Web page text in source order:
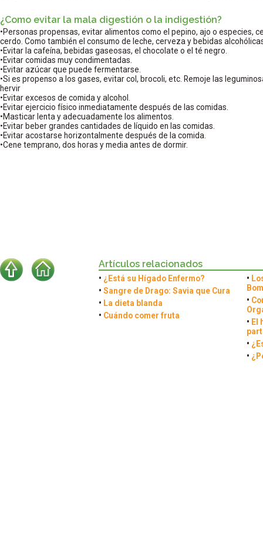
¿Como evitar la mala digestión o la indigestión?
•Personas propensas, evitar alimentos como el pepino, ajo o especies,
cerdo. Como también el consumo de leche, cerveza y bebidas
•Evitar la cafeína, bebidas gaseosas, el chocolate o el té negro.
•Evitar comidas muy condimentadas.
•Evitar azúcar que puede fermentarse.
•Si es propenso a los gases, evitar col, brocoli, etc. Remoje las
hervir
•Evitar excesos de comida y alcohol.
•Evitar ejercicio físico inmediatamente después de las comidas.
•Masticar lenta y adecuadamente los alimentos.
•Evitar beber grandes cantidades de líquido en las comidas.
•Evitar acostarse horizontalmente después de la comida.
•Cene temprano, dos horas y media antes de dormir.
Artículos relacionados
• ¿Está su Hígado Enfermo?
• Sangre de Drago: Savia que Cura
• La dieta blanda
• Cuándo comer fruta
•
•
• El
•
•